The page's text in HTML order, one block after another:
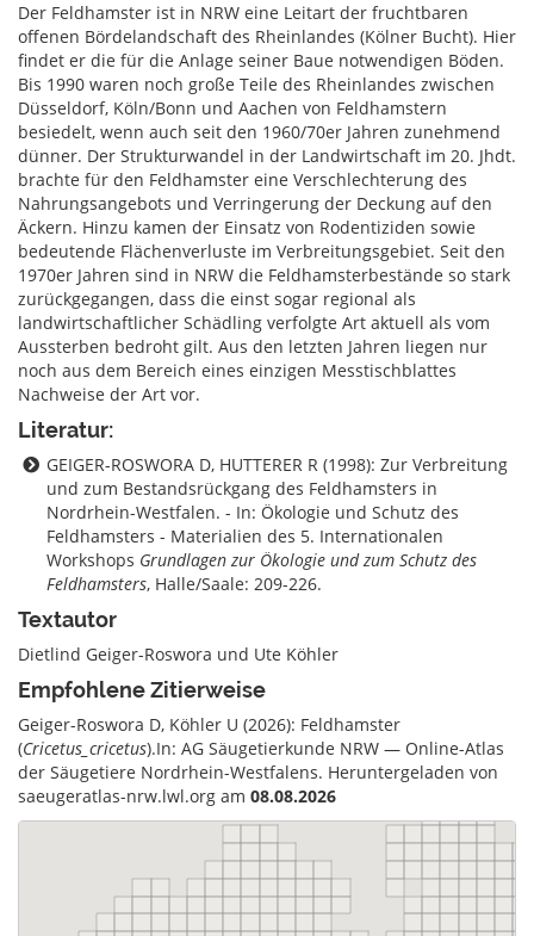
Der Feldhamster ist in NRW eine Leitart der fruchtbaren
offenen Bördelandschaft des Rheinlandes (Kölner Bucht). Hier
findet er die für die Anlage seiner Baue notwendigen Böden.
Bis 1990 waren noch große Teile des Rheinlandes zwischen
Düsseldorf, Köln/Bonn und Aachen von Feldhamstern
besiedelt, wenn auch seit den 1960/70er Jahren zunehmend
dünner. Der Strukturwandel in der Landwirtschaft im 20. Jhdt.
brachte für den Feldhamster eine Verschlechterung des
Nahrungsangebots und Verringerung der Deckung auf den
Äckern. Hinzu kamen der Einsatz von Rodentiziden sowie
bedeutende Flächenverluste im Verbreitungsgebiet. Seit den
1970er Jahren sind in NRW die Feldhamsterbestände so stark
zurückgegangen, dass die einst sogar regional als
landwirtschaftlicher Schädling verfolgte Art aktuell als vom
Aussterben bedroht gilt. Aus den letzten Jahren liegen nur
noch aus dem Bereich eines einzigen Messtischblattes
Nachweise der Art vor.
Literatur:
GEIGER-ROSWORA D, HUTTERER R (1998): Zur Verbreitung
und zum Bestandsrückgang des Feldhamsters in
Nordrhein-Westfalen. - In: Ökologie und Schutz des
Feldhamsters - Materialien des 5. Internationalen
Workshops Grundlagen zur Ökologie und zum Schutz des
Feldhamsters, Halle/Saale: 209-226.
Textautor
Dietlind Geiger-Roswora und Ute Köhler
Empfohlene Zitierweise
Geiger-Roswora D, Köhler U (2026): Feldhamster
(Cricetus_cricetus).In: AG Säugetierkunde NRW — Online-Atlas
der Säugetiere Nordrhein-Westfalens. Heruntergeladen von
saeugeratlas-nrw.lwl.org am 08.08.2026